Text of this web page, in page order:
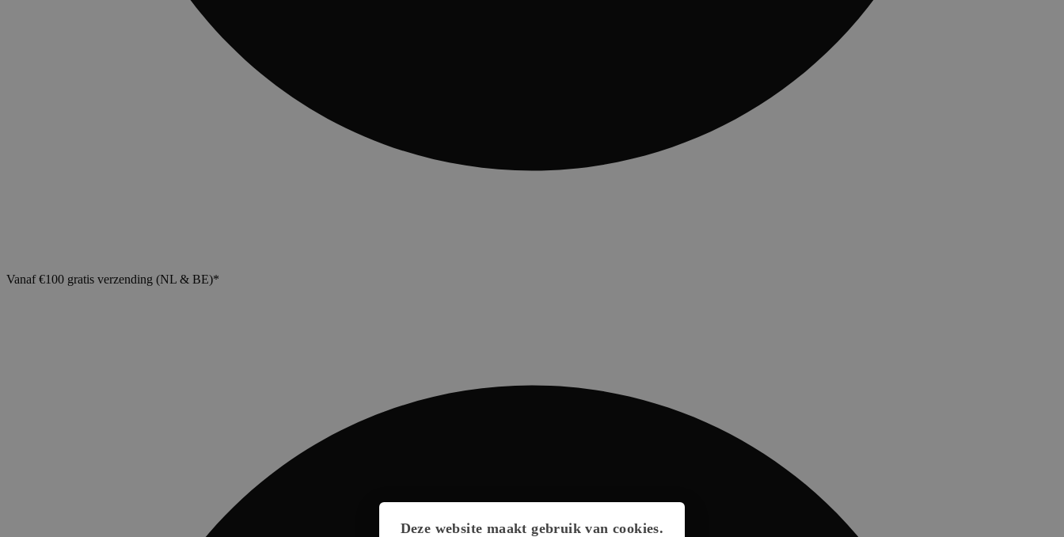
Vanaf €100 gratis verzending (NL & BE)*
Deze website maakt gebruik van cookies.